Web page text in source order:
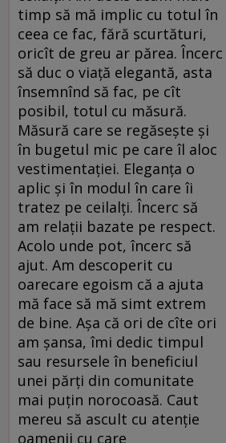
timp să mă implic cu totul în
ceea ce fac, fără scurtături,
oricît de greu ar părea. Încerc
să duc o viață elegantă, asta
însemnînd să fac, pe cît
posibil, totul cu măsură.
Măsură care se regăsește și
în bugetul mic pe care îl aloc
vestimentației. Eleganța o
aplic și în modul în care îi
tratez pe ceilalți. Încerc să
am relații bazate pe respect.
Acolo unde pot, încerc să
ajut. Am descoperit cu
oarecare egoism că a ajuta
mă face să mă simt extrem
de bine. Așa că ori de cîte ori
am șansa, îmi dedic timpul
sau resursele în beneficiul
unei părți din comunitate
mai puțin norocoasă. Caut
mereu să ascult cu atenție
oamenii cu care